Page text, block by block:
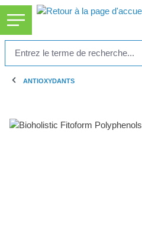
principal
ANTIOXYDANTS
Ignorer la galerie d'images